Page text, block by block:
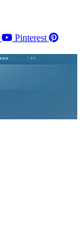
Pinterest